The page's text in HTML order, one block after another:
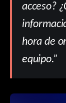
acceso?
hora de
equipo.”